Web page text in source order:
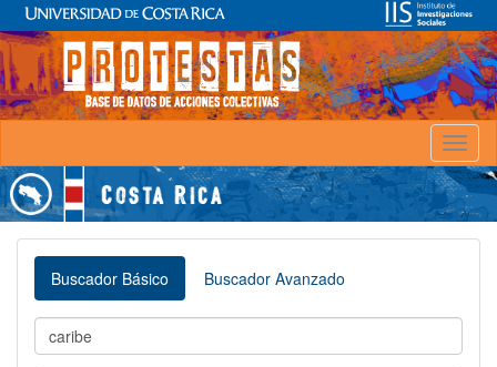
Buscador Básico Buscador Avanzado